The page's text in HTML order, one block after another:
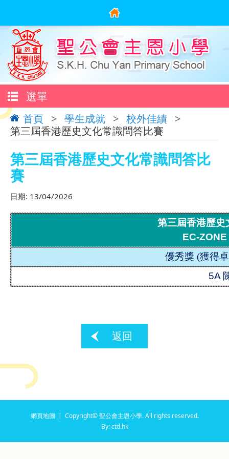
選單
首頁 > 學生成就 > 校外佳績 >
第三屆香港歷史文化常識問答比賽
第三屆香港歷史文化常識問答比
賽
日期: 13/04/2026
第三屆香港歷史
EC-
優秀獎 (獲得
5A
返回
網頁地圖 | Copyright© 聖公會主恩小學. All rights reserved.
By: ctd.hk